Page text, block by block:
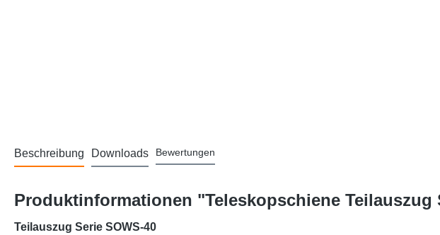
Beschreibung Downloads Bewertungen
Produktinformationen "Teleskopschiene Teilauszug
Teilauszug Serie SOWS-40